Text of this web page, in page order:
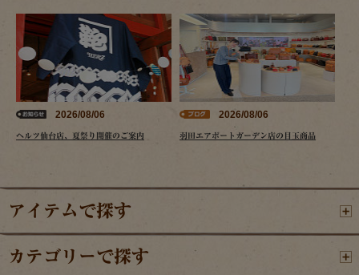
2026/08/06
ヘルツ仙台店、夏祭り開催のご案内
2026/08/06
羽田エアポートガーデン店の目玉商品
アイテムで探す
カテゴリーで探す